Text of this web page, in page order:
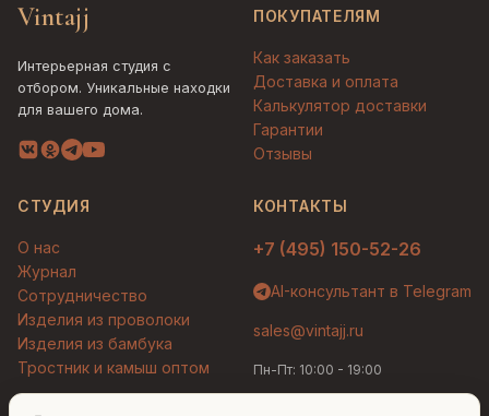
Vintajj
Интерьерная студия с
отбором. Уникальные находки
для вашего дома.
ПОКУПАТЕЛЯМ
Как заказать
Доставка и оплата
Калькулятор доставки
Гарантии
Отзывы
СТУДИЯ
О нас
Журнал
Сотрудничество
Изделия из проволоки
Изделия из бамбука
Тростник и камыш оптом
КОНТАКТЫ
+7 (495) 150-52-26
AI-консультант в Telegram
sales@vintajj.ru
Пн-Пт: 10:00 - 19:00
Людмила